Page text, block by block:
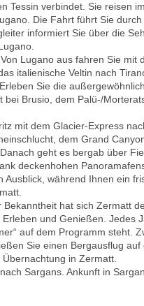
Tessin verbindet. Sie reisen
Die Fahrt führt Sie
informiert Sie über die
Von Lugano aus fahren Sie mit
italienische Veltin nach
Sie die
Brusio, dem Palü-/
mit dem Glacier-Express
dem Grand
geht es bergab über
deckenhohen
während Ihnen ein
hat sich Zermatt
und Genießen. Jedes
auf dem Programm steht.
Sie einen Bergausflug
in Zermatt.
Sargans. Ankunft in